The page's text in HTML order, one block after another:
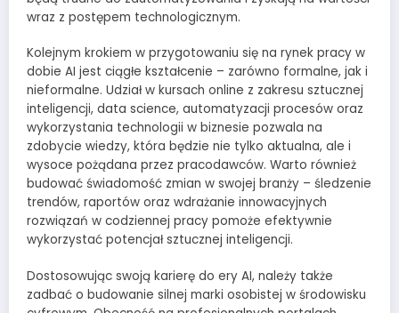
wraz z postępem technologicznym.
Kolejnym krokiem w przygotowaniu się na rynek pracy w
dobie AI jest ciągłe kształcenie – zarówno formalne, jak i
nieformalne. Udział w kursach online z zakresu sztucznej
inteligencji, data science, automatyzacji procesów oraz
wykorzystania technologii w biznesie pozwala na
zdobycie wiedzy, która będzie nie tylko aktualna, ale i
wysoce pożądana przez pracodawców. Warto również
budować świadomość zmian w swojej branży – śledzenie
trendów, raportów oraz wdrażanie innowacyjnych
rozwiązań w codziennej pracy pomoże efektywnie
wykorzystać potencjał sztucznej inteligencji.
Dostosowując swoją karierę do ery AI, należy także
zadbać o budowanie silnej marki osobistej w środowisku